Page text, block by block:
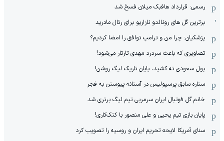
رسمی: قرارداد هافبک میلان فسخ شد
برترین گل های رونالدو نازاریو برای رئال مادرید
پزشکیان: چرا من و ترامپ توافق را امضا کردیم؟
تصاویری که باعث سردرد مهدی تارتار می‌شود!
پول سعودی ته کشید، پایان تاریک لیگ روشن!
ستاره سابق پرسپولیس در آستانه پیوستن به فجر
خانم گل فوتبال ایران سرمربی تیم لیگ برتری شد
پایان بازی تیم یحیی و علی منصور با کتک‌کاری!
سنای آمریکا لایحه تحریم ایران و روسیه را تصویب کرد